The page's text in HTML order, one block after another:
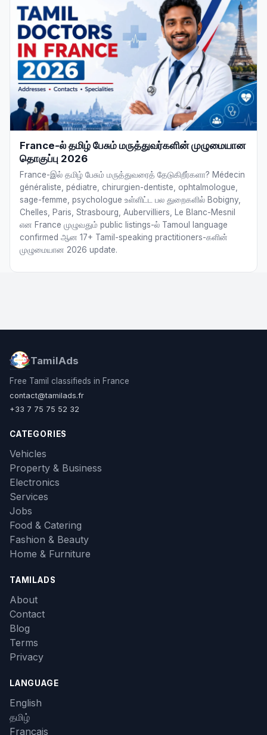
France-ல் தமிழ் பேசும் மருத்துவர்களின் முழுமையான
தொகுப்பு 2026
France-இல் தமிழ் பேசும் மருத்துவரைத் தேடுகிறீர்களா? Médecin
généraliste, pédiatre, chirurgien-dentiste, ophtalmologue,
sage-femme, psychologue உள்ளிட்ட பல துறைகளில் Bobigny,
Chelles, Paris, Strasbourg, Aubervilliers, Le Blanc-Mesnil
என France முழுவதும் public listings-ல் Tamoul language
confirmed ஆன 17+ Tamil-speaking practitioners-களின்
முழுமையான 2026 update.
TamilAds
Free Tamil classifieds in France
contact@tamilads.fr
+33 7 75 75 52 32
CATEGORIES
Vehicles
Property & Business
Electronics
Services
Jobs
Food & Catering
Fashion & Beauty
Home & Furniture
TAMILADS
About
Contact
Blog
Terms
Privacy
LANGUAGE
English
தமிழ்
Français